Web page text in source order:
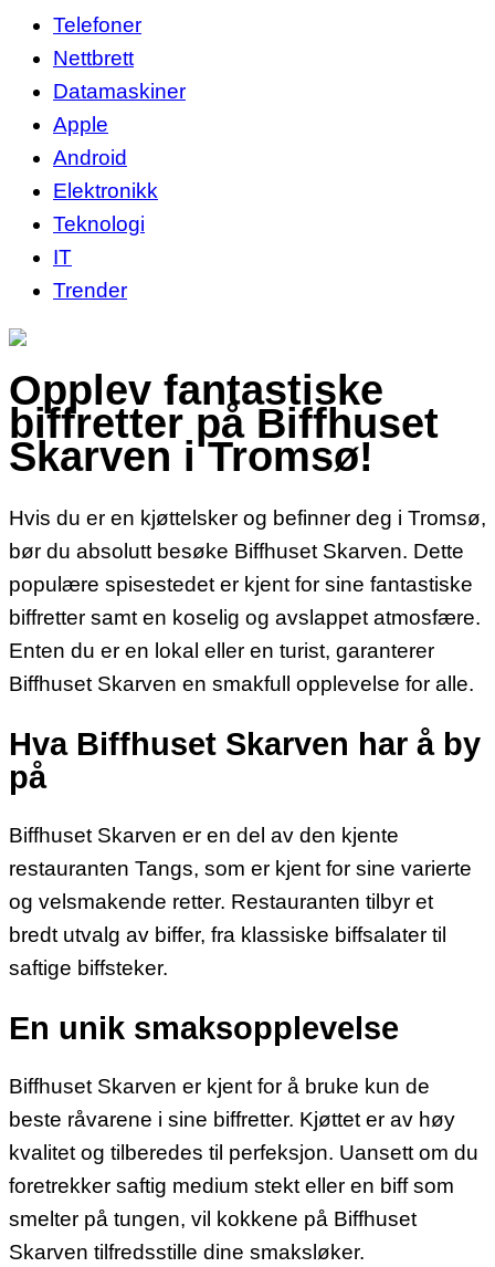
Telefoner
Nettbrett
Datamaskiner
Apple
Android
Elektronikk
Teknologi
IT
Trender
Opplev fantastiske
biffretter på Biffhuset
Skarven i Tromsø!
Hvis du er en kjøttelsker og befinner deg i Tromsø,
bør du absolutt besøke Biffhuset Skarven. Dette
populære spisestedet er kjent for sine fantastiske
biffretter samt en koselig og avslappet atmosfære.
Enten du er en lokal eller en turist, garanterer
Biffhuset Skarven en smakfull opplevelse for alle.
Hva Biffhuset Skarven har å by
på
Biffhuset Skarven er en del av den kjente
restauranten Tangs, som er kjent for sine varierte
og velsmakende retter. Restauranten tilbyr et
bredt utvalg av biffer, fra klassiske biffsalater til
saftige biffsteker.
En unik smaksopplevelse
Biffhuset Skarven er kjent for å bruke kun de
beste råvarene i sine biffretter. Kjøttet er av høy
kvalitet og tilberedes til perfeksjon. Uansett om du
foretrekker saftig medium stekt eller en biff som
smelter på tungen, vil kokkene på Biffhuset
Skarven tilfredsstille dine smaksløker.